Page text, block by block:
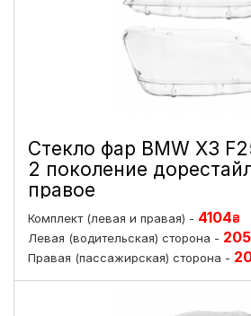
Стекло фар BMW X3
2 поколение
правое
Комплект (левая и правая) - 4104₴
Левая (водительская) сторона -
Правая (пассажирская) сторона -